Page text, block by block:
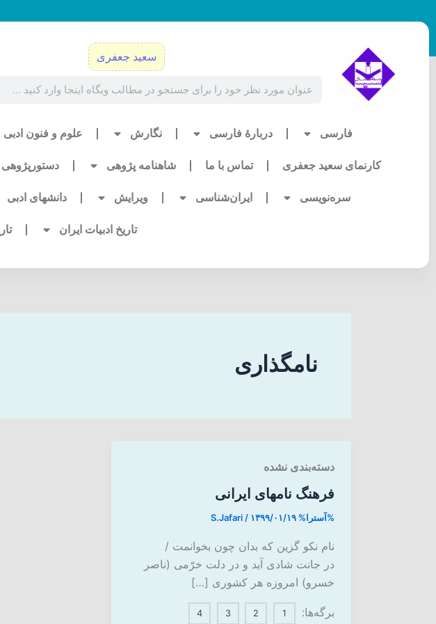
به
سعید جعفری
فارسی دربارۀ فارسی نگارش علوم و فنون ادبی
کارنمای سعید جعفری تماس با ما شاهنامه پژوهی دستورپژوهی
سره‌نویسی ایران‌شناسی ویرایش دانشهای ادبی
تاریخ ادبیات ایران
نامگذاری
دسته‌بندی نشده
فرهنگ نامهای ایرانی
%آسترا% S.Jafari / ۱۳۹۹/۰۱/۱۹
نام نکو گزین که بدان چون بخوانمت /
در جانت شادی آید و در دلت خرّمی (ناصر
خسرو) امروزه هر کشوری […]
برگه‌ها: 1
2
3
4